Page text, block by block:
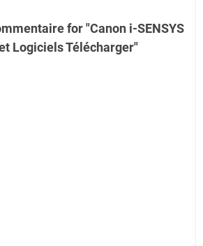
for "Canon i-SENSYS
Logiciels Télécharger"